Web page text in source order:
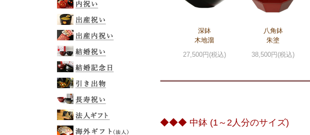
深鉢
木地溜
27,500円(税込)
八角鉢
朱塗
38,500円(税込)
◆◆◆ 中鉢 (1～2人分のサイズ)